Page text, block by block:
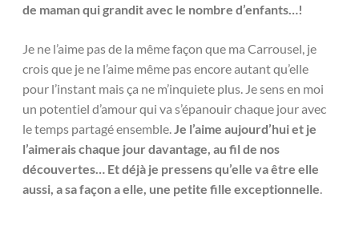
de maman qui grandit avec le nombre d’enfants…!
Je ne l’aime pas de la même façon que ma Carrousel, je
crois que je ne l’aime même pas encore autant qu’elle
pour l’instant mais ça ne m’inquiete plus. Je sens en moi
un potentiel d’amour qui va s’épanouir chaque jour avec
le temps partagé ensemble. Je l’aime aujourd’hui et je
l’aimerais chaque jour davantage, au fil de nos
découvertes… Et déjà je pressens qu’elle va être elle
aussi, a sa façon a elle, une petite fille exceptionnelle